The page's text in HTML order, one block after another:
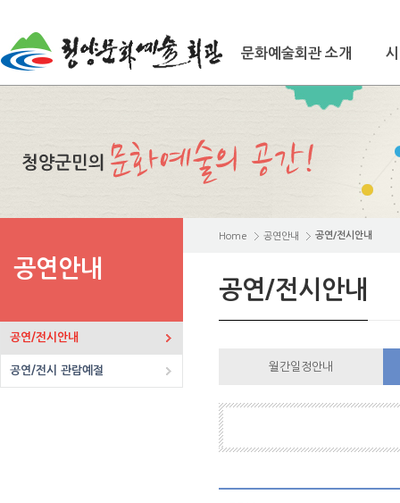
문화예술회관 소개
공연안내
공연/전시안내
공연/전시 관람예절
공연/전시안내
Home 공연안내 공연/전시안내
월간일정안내